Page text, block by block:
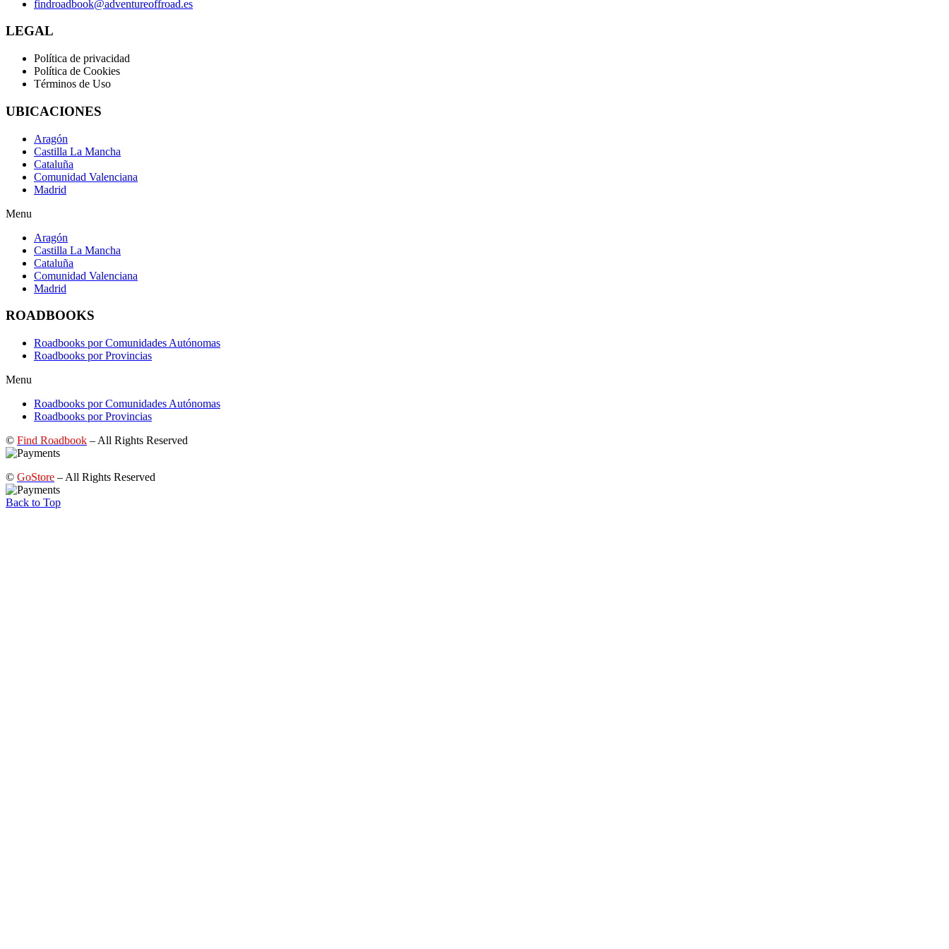
findroadbook@adventureoffroad.es
LEGAL
Política de privacidad
Política de Cookies
Términos de Uso
UBICACIONES
Aragón
Castilla La Mancha
Cataluña
Comunidad Valenciana
Madrid
Menu
Aragón
Castilla La Mancha
Cataluña
Comunidad Valenciana
Madrid
ROADBOOKS
Roadbooks por Comunidades Autónomas
Roadbooks por Provincias
Menu
Roadbooks por Comunidades Autónomas
Roadbooks por Provincias
© Find Roadbook – All Rights Reserved
© GoStore – All Rights Reserved
Back to Top